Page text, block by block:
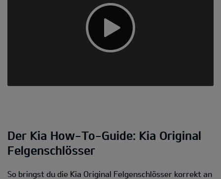
Der Kia How-To-Guide: Kia Original
Felgenschlösser
So bringst du die Kia Original Felgenschlösser korrekt an